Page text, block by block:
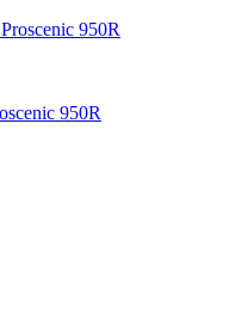
950R